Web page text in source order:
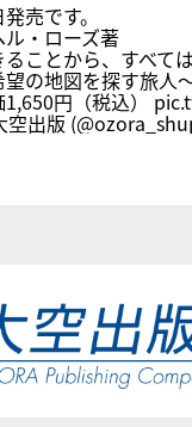
売です。
ル・ローズ著
ることから、すべて
望の地図を探す旅人
円（税込）
出版